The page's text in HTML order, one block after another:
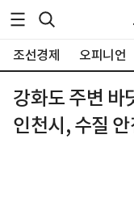
조선경제 오피니언
강화도 주변
인천시, 수질